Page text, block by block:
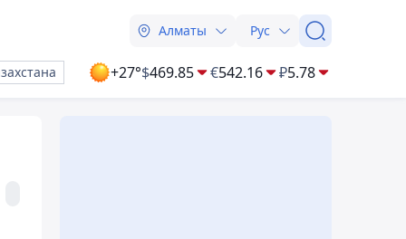
Алматы Рус
+27°$469.85 €542.16 ₽5.78